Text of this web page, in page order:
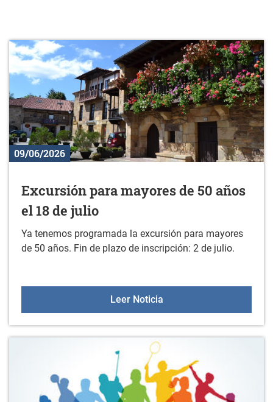
09/06/2026
Excursión para mayores de 50 años
el 18 de julio
Ya tenemos programada la excursión para mayores
de 50 años. Fin de plazo de inscripción: 2 de julio.
Leer NoticiaExcursión para mayores